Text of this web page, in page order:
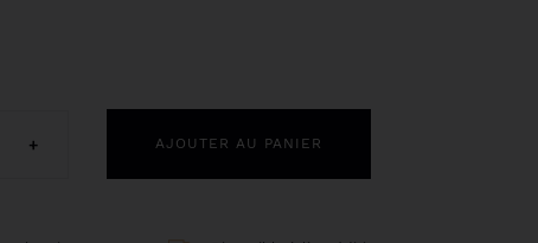
+ AJOUTER AU PANIER